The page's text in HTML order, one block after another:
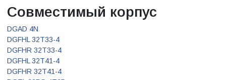
Совместимый корпус
DGAD 4N
DGFHL 32T33-4
DGFHR 32T33-4
DGFHL 32T41-4
DGFHR 32T41-4